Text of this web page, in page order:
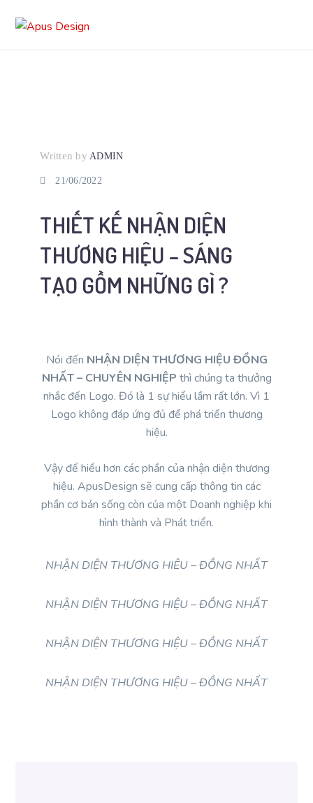
Written by ADMIN
21/06/2022
THIẾT KẾ NHẬN DIỆN
THƯƠNG HIỆU – SÁNG
TẠO GỒM NHỮNG GÌ ?
Nói đến NHẬN DIỆN THƯƠNG HIỆU ĐỒNG
NHẤT – CHUYÊN NGHIỆP thì chúng ta thưởng
nhắc đến Logo. Đó là 1 sự hiểu lầm rất lớn. Vì 1
Logo không đáp ứng đủ để phá triển thương
hiệu.
Vậy để hiểu hơn các phần của nhận diện thương
hiệu. ApusDesign sẽ cung cấp thông tin các
phần cơ bản sống còn của một Doanh nghiệp khi
hình thành và Phát triển.
NHẬN DIỆN THƯƠNG HIÊU – ĐỒNG NHẤT
NHẬN DIỆN THƯƠNG HIỆU – ĐỒNG NHẤT
NHẬN DIỆN THƯƠNG HIỆU – ĐỒNG NHẤT
NHẬN DIỆN THƯƠNG HIỆU – ĐỒNG NHẤT